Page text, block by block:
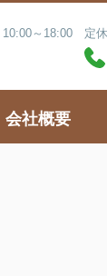
10:00～18:00 定
会社概要